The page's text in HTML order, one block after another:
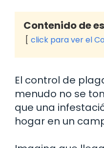
Contenido de
click para ver el
El control de
menudo no se
que una
hogar en un